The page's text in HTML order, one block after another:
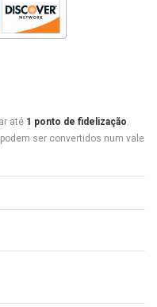
até 1 ponto de fidelização
ser convertidos num vale